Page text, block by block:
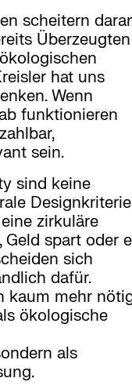
scheitern
Überzeugten
hat uns
Wenn
funktionieren
sein.
sind keine
zirkuläre
spart oder
sich
dafür.
kaum mehr
ökologische
als